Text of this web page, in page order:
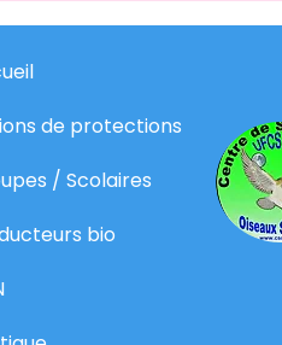
de protections
/ Scolaires
bio